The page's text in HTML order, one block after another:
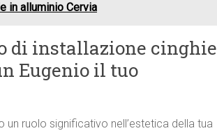
in alluminio Cervia
di installazione cinghie
Eugenio il tuo
ruolo significativo nell’estetica della tua